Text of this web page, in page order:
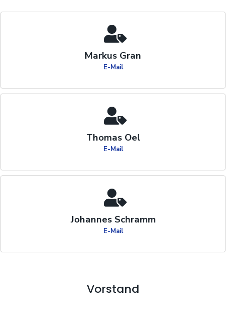
Markus Gran
E-Mail
Thomas Oel
E-Mail
Johannes Schramm
E-Mail
Vorstand